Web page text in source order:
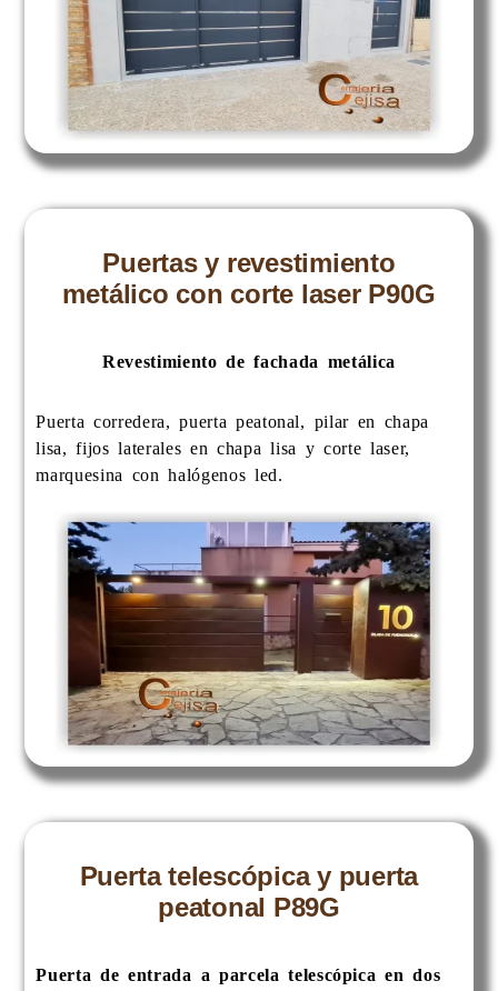
Puertas y revestimiento
metálico con corte laser P90G
Revestimiento de fachada metálica
Puerta corredera, puerta peatonal, pilar en chapa
lisa, fijos laterales en chapa lisa y corte laser,
marquesina con halógenos led.
Puerta telescópica y puerta
peatonal P89G
Puerta de entrada a parcela telescópica en dos